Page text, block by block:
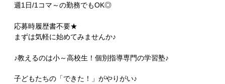
週1日/1コマ～の勤務でもOK◎
応募時履歴書不要★
まずは気軽に始めてみませんか♪
♪教えるのは小～高校生！個別指導専門の学習塾♪
子どもたちの「できた！」がやりがい♪